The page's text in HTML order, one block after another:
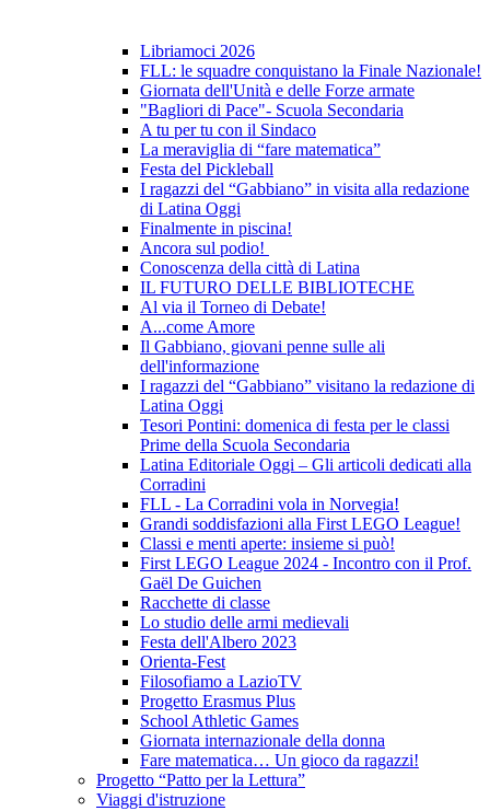
Libriamoci 2026
FLL: le squadre conquistano la Finale Nazionale!
Giornata dell'Unità e delle Forze armate
"Bagliori di Pace"- Scuola Secondaria
A tu per tu con il Sindaco
La meraviglia di “fare matematica”
Festa del Pickleball
I ragazzi del “Gabbiano” in visita alla redazione
di Latina Oggi
Finalmente in piscina!
Ancora sul podio!
Conoscenza della città di Latina
IL FUTURO DELLE BIBLIOTECHE
Al via il Torneo di Debate!
A...come Amore
Il Gabbiano, giovani penne sulle ali
dell'informazione
I ragazzi del “Gabbiano” visitano la redazione di
Latina Oggi
Tesori Pontini: domenica di festa per le classi
Prime della Scuola Secondaria
Latina Editoriale Oggi – Gli articoli dedicati alla
Corradini
FLL - La Corradini vola in Norvegia!
Grandi soddisfazioni alla First LEGO League!
Classi e menti aperte: insieme si può!
First LEGO League 2024 - Incontro con il Prof.
Gaël De Guichen
Racchette di classe
Lo studio delle armi medievali
Festa dell'Albero 2023
Orienta-Fest
Filosofiamo a LazioTV
Progetto Erasmus Plus
School Athletic Games
Giornata internazionale della donna
Fare matematica… Un gioco da ragazzi!
Progetto “Patto per la Lettura”
Viaggi d'istruzione